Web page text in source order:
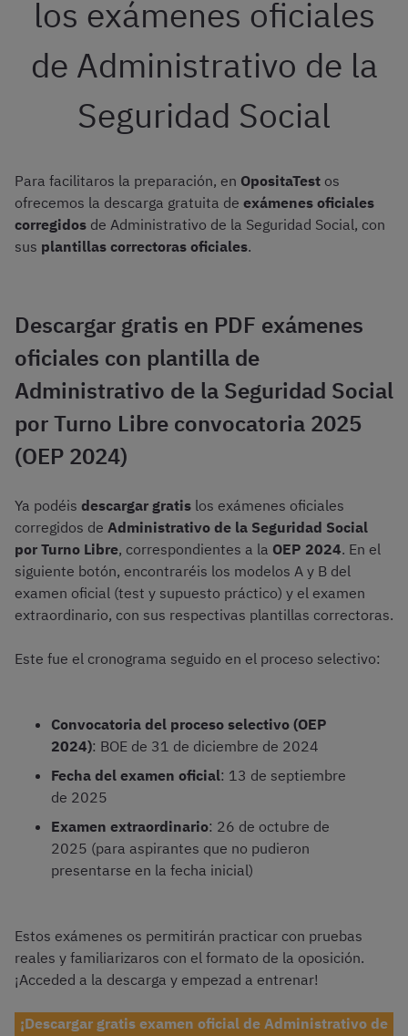
los exámenes oficiales
de Administrativo de la
Seguridad Social
Para facilitaros la preparación, en OpositaTest os
ofrecemos la descarga gratuita de exámenes oficiales
corregidos de Administrativo de la Seguridad Social, con
sus plantillas correctoras oficiales.
Descargar gratis en PDF exámenes
oficiales con plantilla de
Administrativo de la Seguridad Social
por Turno Libre convocatoria 2025
(OEP 2024)
Ya podéis descargar gratis los exámenes oficiales
corregidos de Administrativo de la Seguridad Social
por Turno Libre, correspondientes a la OEP 2024. En el
siguiente botón, encontraréis los modelos A y B del
examen oficial (test y supuesto práctico) y el examen
extraordinario, con sus respectivas plantillas correctoras.
Este fue el cronograma seguido en el proceso selectivo:
Convocatoria del proceso selectivo (OEP
2024): BOE de 31 de diciembre de 2024
Fecha del examen oficial: 13 de septiembre
de 2025
Examen extraordinario: 26 de octubre de
2025 (para aspirantes que no pudieron
presentarse en la fecha inicial)
Estos exámenes os permitirán practicar con pruebas
reales y familiarizaros con el formato de la oposición.
¡Acceded a la descarga y empezad a entrenar!
¡Descargar gratis examen oficial de Administrativo de